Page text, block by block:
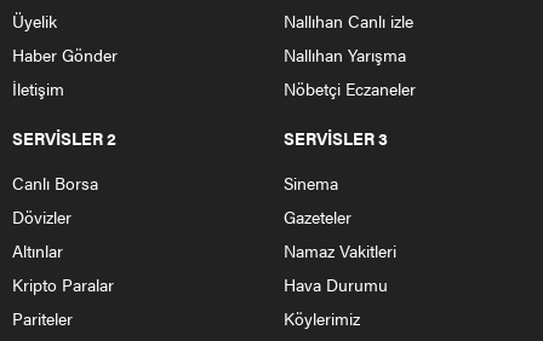
Üyelik
Haber Gönder
İletişim
Nallıhan Canlı izle
Nallıhan Yarışma
Nöbetçi Eczaneler
SERVİSLER 2
Canlı Borsa
Dövizler
Altınlar
Kripto Paralar
Pariteler
SERVİSLER 3
Sinema
Gazeteler
Namaz Vakitleri
Hava Durumu
Köylerimiz